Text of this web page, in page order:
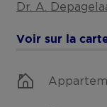
Dr. A.
Voir sur la